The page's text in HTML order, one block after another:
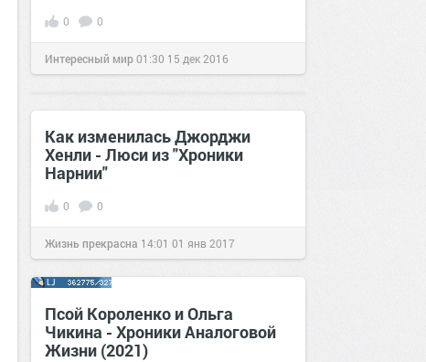
0 0
Интересный мир01:30 15 дек 2016
Как изменилась Джорджи
Хенли - Люси из "Хроники
Нарнии"
0 0
Жизнь прекрасна 14:01 01 янв 2017
Псой Короленко и Ольга
Чикина - Хроники Аналоговой
Жизни (2021)